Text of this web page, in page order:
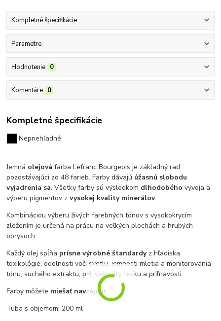
Kompletné špecifikácie
Parametre
Hodnotenie 0
Komentáre 0
Kompletné špecifikácie
Nepriehľadné
Jemná olejováfarba Lefranc Bourgeois je základný rad
pozostávajúci zo 48 farieb. Farby dávajú úžasnú slobodu
vyjadrenia sa.Všetky farby sú výsledkom dlhodobéhovývoja a
výberu pigmentov zvysokej kvality minerálov.
Kombináciou výberu živých farebných tónov s vysokokrycím
zložením je určená na prácu na veľkých plochách a hrubých
obrysoch.
Každý olej spĺňa prísne výrobné štandardyz hľadiska
toxikológie, odolnosti voči svetlu, jemnosti mletia a monitorovania
tónu, suchého extraktu, pH, viskozity, lesku a priľnavosti.
Farby môžete miešať navzájom.
Tuba s objemom: 200 ml